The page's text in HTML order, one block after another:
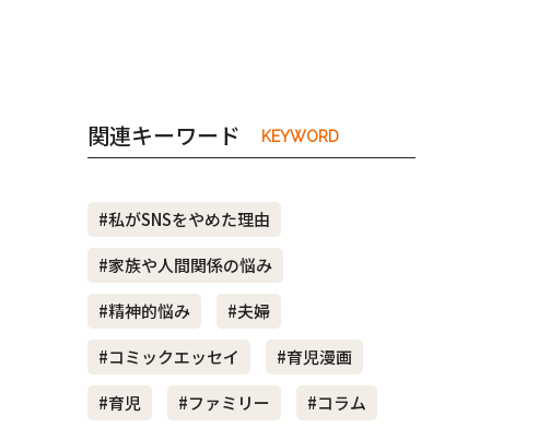
関連キーワード KEYWORD
#私がSNSをやめた理由
#家族や人間関係の悩み
#精神的悩み
#夫婦
#コミックエッセイ
#育児漫画
#育児
#ファミリー #コラム